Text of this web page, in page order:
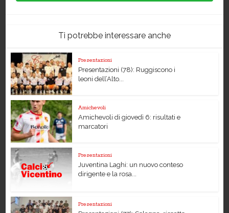
Ti potrebbe interessare anche
Presentazioni
Presentazioni (78): Ruggiscono i
leoni dell’Alto...
Amichevoli
Amichevoli di giovedì 6: risultati e
marcatori
Presentazioni
Juventina Laghi: un nuovo conteso
dirigente e la rosa...
Presentazioni